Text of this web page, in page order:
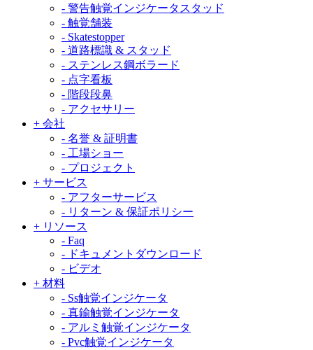
- 警告触覚インジケータスタッド
- 触覚舗装
- Skatestopper
- 道路標識 & スタッド
- ステンレス鋼ボラード
- 点字看板
- 階段段鼻
- アクセサリー
+ 会社
- 名誉 & 証明書
- 工場ショー
- プロジェクト
+ サービス
- アフターサービス
- リターン & 保証ポリシー
+ リソース
- Faq
- ドキュメントダウンロード
- ビデオ
+ 材料
- Ss触覚インジケータ
- 真鍮触覚インジケータ
- アルミ触覚インジケータ
- Pvc触覚インジケータ